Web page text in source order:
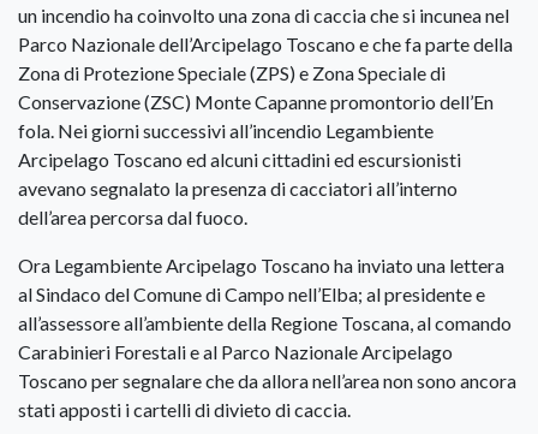
un incendio ha coinvolto una zona di caccia che si incunea nel
Parco Nazionale dell’Arcipelago Toscano e che fa parte della
Zona di Protezione Speciale (ZPS) e Zona Speciale di
Conservazione (ZSC) Monte Capanne promontorio dell’En
fola. Nei giorni successivi all’incendio Legambiente
Arcipelago Toscano ed alcuni cittadini ed escursionisti
avevano segnalato la presenza di cacciatori all’interno
dell’area percorsa dal fuoco.
Ora Legambiente Arcipelago Toscano ha inviato una lettera
al Sindaco del Comune di Campo nell’Elba; al presidente e
all’assessore all’ambiente della Regione Toscana, al comando
Carabinieri Forestali e al Parco Nazionale Arcipelago
Toscano per segnalare che da allora nell’area non sono ancora
stati apposti i cartelli di divieto di caccia.